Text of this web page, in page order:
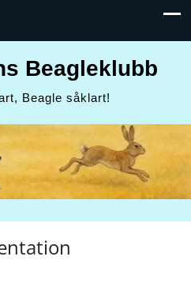
Beagleklubb
Beagle såklart!